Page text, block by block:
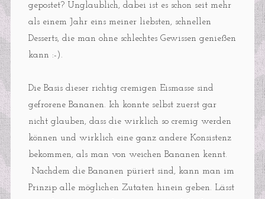
gepostet? Unglaublich, dabei ist es schon seit mehr
als einem Jahr eins meiner liebsten, schnellen
Desserts, die man ohne schlechtes Gewissen genießen
kann :-).
Die Basis dieser richtig cremigen Eismasse sind
gefrorene Bananen. Ich konnte selbst zuerst gar
nicht glauben, dass die wirklich so cremig werden
können und wirklich eine ganz andere Konsistenz
bekommen, als man von weichen Bananen kennt.
Nachdem die Bananen püriert sind, kann man im
Prinzip alle möglichen Zutaten hinein geben. Lässt